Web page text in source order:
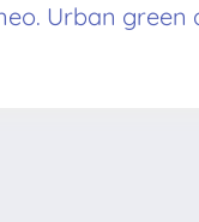
Urban green